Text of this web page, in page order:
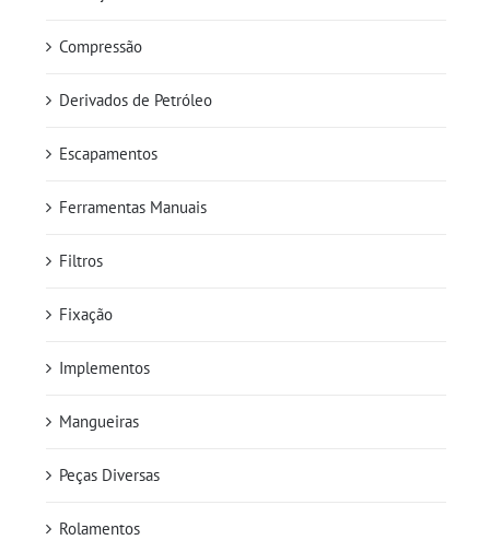
Compressão
Derivados de Petróleo
Escapamentos
Ferramentas Manuais
Filtros
Fixação
Implementos
Mangueiras
Peças Diversas
Rolamentos